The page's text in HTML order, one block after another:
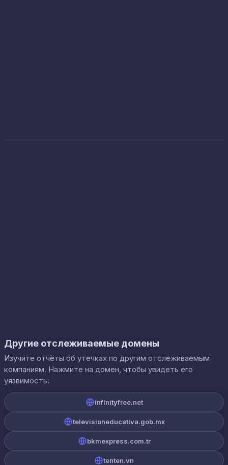
Другие отслеживаемые домены
Изучите отчёты об утечках по другим отслеживаемым
компаниям. Нажмите на домен, чтобы увидеть его
уязвимость.
infinityfree.net
televisioneducativa.gob.mx
bkmexpress.com.tr
tenten.vn